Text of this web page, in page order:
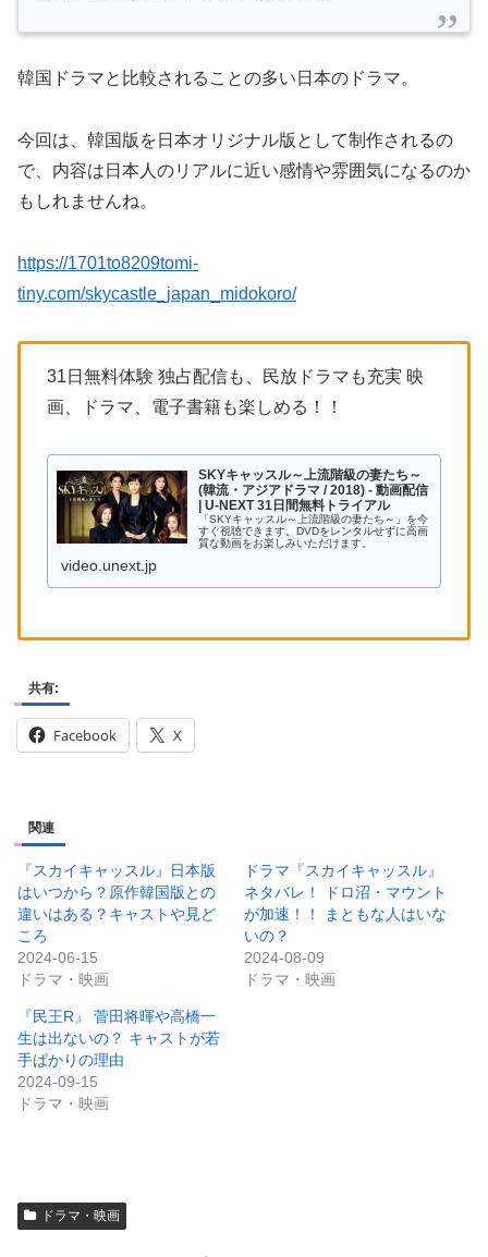
韓国ドラマと比較されることの多い日本のドラマ。
今回は、韓国版を日本オリジナル版として制作されるの
で、内容は日本人のリアルに近い感情や雰囲気になるのか
もしれませんね。
https://1701to8209tomi-
tiny.com/skycastle_japan_midokoro/
31日無料体験 独占配信も、民放ドラマも充実 映
画、ドラマ、電子書籍も楽しめる！！
SKYキャッスル～上流階級の妻たち～
(韓流・アジアドラマ / 2018) - 動画配信
| U-NEXT 31日間無料トライアル
「SKYキャッスル～上流階級の妻たち～」を今
すぐ視聴できます。DVDをレンタルせずに高画
質な動画をお楽しみいただけます。
video.unext.jp
共有:
Facebook X
関連
『スカイキャッスル』日本版
はいつから？原作韓国版との
違いはある？キャストや見ど
ころ
2024-06-15
ドラマ・映画
ドラマ『スカイキャッスル』
ネタバレ！ ドロ沼・マウント
が加速！！ まともな人はいな
いの？
2024-08-09
ドラマ・映画
『民王R』 菅田将暉や高橋一
生は出ないの？ キャストが若
手ばかりの理由
2024-09-15
ドラマ・映画
ドラマ・映画